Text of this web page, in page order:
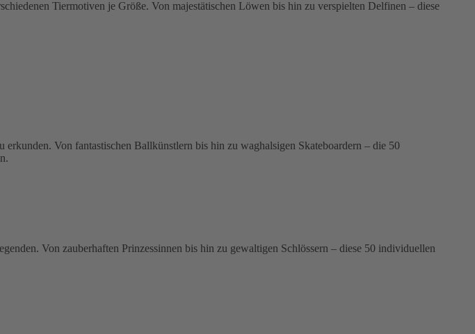
Tiermotiven je Größe. Von majestätischen Löwen bis hin zu verspielten Delfinen – diese
Von fantastischen Ballkünstlern bis hin zu waghalsigen Skateboardern – die 50
Von zauberhaften Prinzessinnen bis hin zu gewaltigen Schlössern – diese 50 individuellen